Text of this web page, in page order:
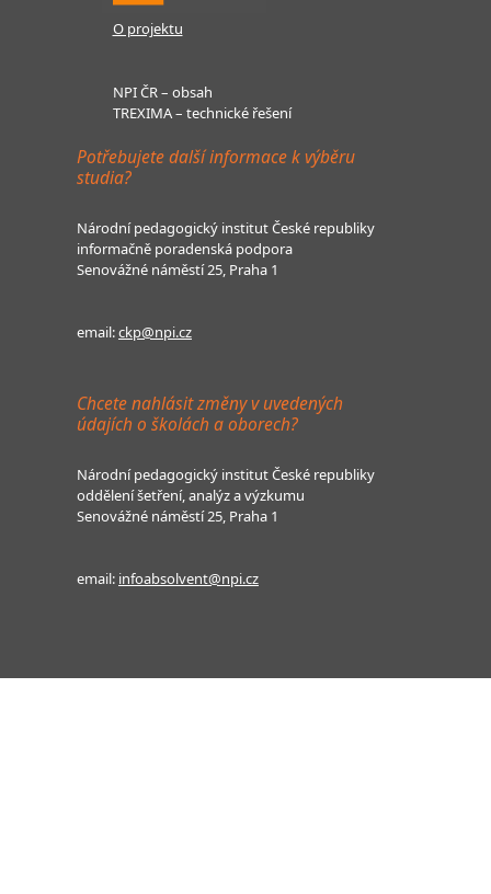
O projektu
NPI ČR – obsah
TREXIMA – technické řešení
Potřebujete další informace k výběru
studia?
Národní pedagogický institut České republiky
informačně poradenská podpora
Senovážné náměstí 25, Praha 1
email:ckp@npi.cz
Chcete nahlásit změny v uvedených
údajích o školách a oborech?
Národní pedagogický institut České republiky
oddělení šetření, analýz a výzkumu
Senovážné náměstí 25, Praha 1
email: infoabsolvent@npi.cz